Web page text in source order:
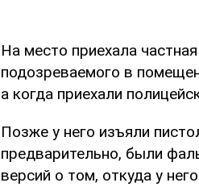
На место приехала
подозреваемого в
а когда приехали
Позже у него изъяли
предварительно, были
версий о том, откуда у